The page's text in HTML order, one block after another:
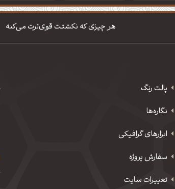
هر چیزی که نکشتت قوی‌ترت می‌کنه
پالت رنگ
نگاره‌ها
ابزارهای گرافیکی
سفارش پروژه
تغییرات سایت